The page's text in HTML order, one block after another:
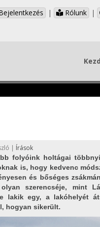
| Rólunk |
| Írások
folyóink holtágai
is, hogy kedvenc
és bőséges
szerencséje, mint
lakik egy, a lakóhelyét
hogyan sikerült.